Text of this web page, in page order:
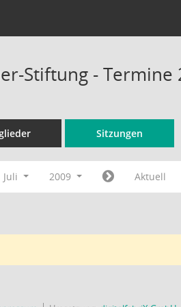
Stiftung - Termine
Sitzungen
Juli 2009 Aktuell